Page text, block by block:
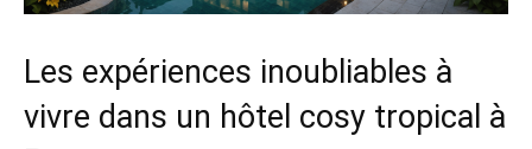
Les expériences inoubliables à
vivre dans un hôtel cosy tropical à